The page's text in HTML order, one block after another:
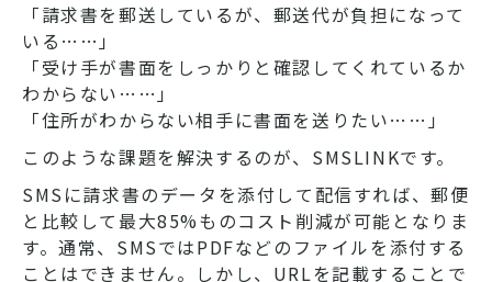
「請求書を郵送しているが、郵送代が負担になって
いる……」
「受け手が書面をしっかりと確認してくれているか
わからない……」
「住所がわからない相手に書面を送りたい……」
このような課題を解決するのが、SMSLINKです。
SMSに請求書のデータを添付して配信すれば、郵便
と比較して最大85%ものコスト削減が可能となりま
す。通常、SMSではPDFなどのファイルを添付する
ことはできません。しかし、URLを記載することで